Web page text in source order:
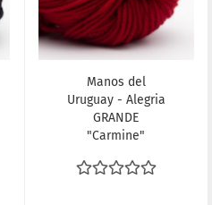
Manos del
Uruguay - Alegria
GRANDE
"Carmine"